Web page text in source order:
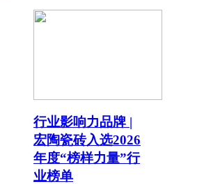
行业影响力品牌 |
宏陶瓷砖入选2026
年度“榜样力量”行
业榜单